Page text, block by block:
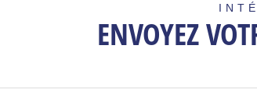
ENVOYEZ